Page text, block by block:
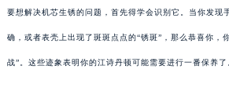
要想解决机芯生锈的问题，首先得学会识别它。当你发现
确，或者表壳上出现了斑斑点点的“锈斑”，那么恭喜你，
战”。这些迹象表明你的江诗丹顿可能需要进行一番保养了